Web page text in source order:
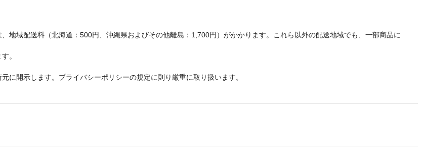
地域配送料（北海道：500円、沖縄県およびその他離島：1,700円）がかかります。これら以外の配送地域でも、一部商品に
。
に開示します。プライバシーポリシーの規定に則り厳重に取り扱います。